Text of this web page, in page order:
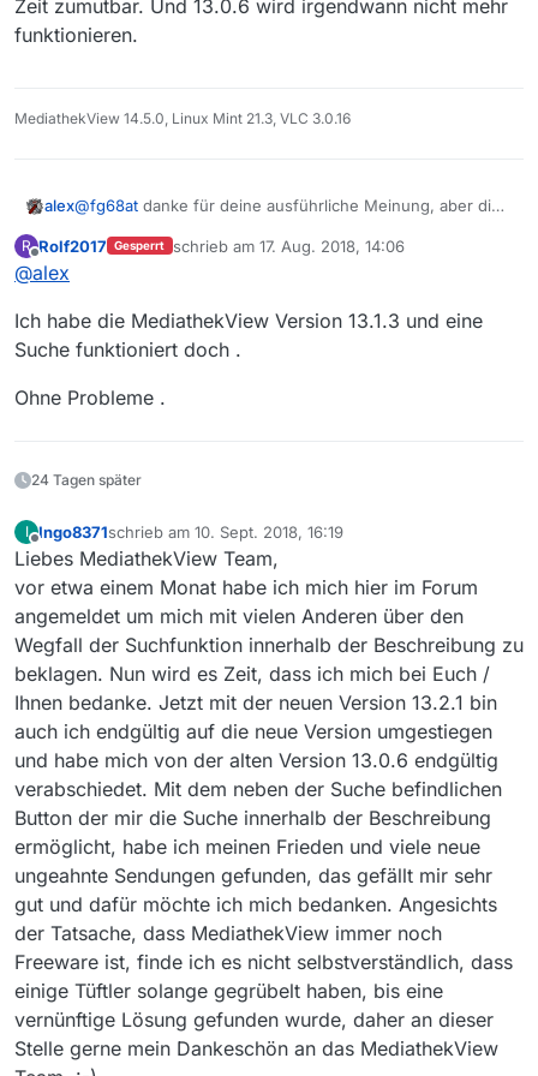
Zeit zumutbar. Und 13.0.6 wird irgendwann nicht mehr
funktionieren.
MediathekView 14.5.0, Linux Mint 21.3, VLC 3.0.16
alex@fg68at danke für deine ausführliche Meinung, aber die
und bis da wieder was möglich ist muss man auf die
R
Offline
Rolf2017 Gesperrt schrieb am 17. Aug. 2018, 14:06
zuletzt editiert von
@alex
Ich habe die MediathekView Version 13.1.3 und eine
Suche funktioniert doch .
Ohne Probleme .
24 Tagen später
I
Offline
Ingo8371schrieb am 10. Sept. 2018, 16:19
zuletzt editiert von
Liebes MediathekView Team,
vor etwa einem Monat habe ich mich hier im Forum
angemeldet um mich mit vielen Anderen über den
Wegfall der Suchfunktion innerhalb der Beschreibung zu
beklagen. Nun wird es Zeit, dass ich mich bei Euch /
Ihnen bedanke. Jetzt mit der neuen Version 13.2.1 bin
auch ich endgültig auf die neue Version umgestiegen
und habe mich von der alten Version 13.0.6 endgültig
verabschiedet. Mit dem neben der Suche befindlichen
Button der mir die Suche innerhalb der Beschreibung
ermöglicht, habe ich meinen Frieden und viele neue
ungeahnte Sendungen gefunden, das gefällt mir sehr
gut und dafür möchte ich mich bedanken. Angesichts
der Tatsache, dass MediathekView immer noch
Freeware ist, finde ich es nicht selbstverständlich, dass
einige Tüftler solange gegrübelt haben, bis eine
vernünftige Lösung gefunden wurde, daher an dieser
Stelle gerne mein Dankeschön an das MediathekView